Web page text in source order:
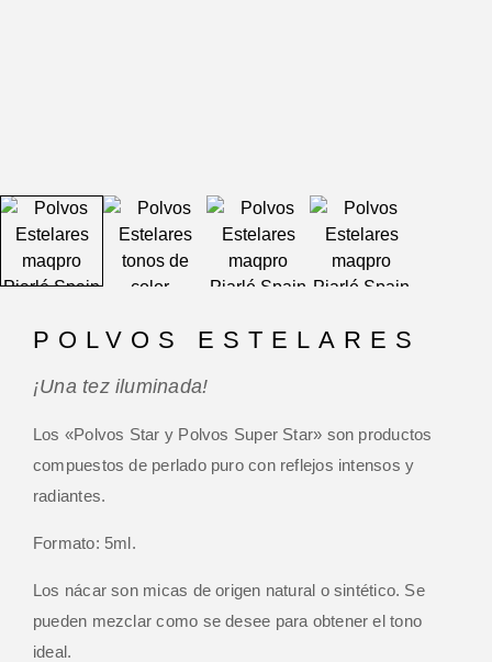
POLVOS ESTELARES
¡Una tez iluminada!
Los «Polvos Star y Polvos Super Star» son productos
compuestos de perlado puro con reflejos intensos y
radiantes.
Formato: 5ml.
Los nácar son micas de origen natural o sintético. Se
pueden mezclar como se desee para obtener el tono
ideal.